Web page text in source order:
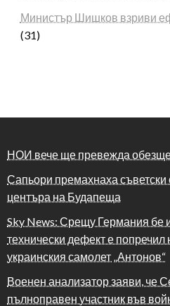
Министър Шишков взриви
(31)
НОИ вече ще превежда
Сапьори премахнаха съветски
центъра на Будапеща
Sky News: Срещу Германия бе
технически дефект е
украинския самолет „Антонов“
Военен анализатор заяви, че
пълноправен участник във